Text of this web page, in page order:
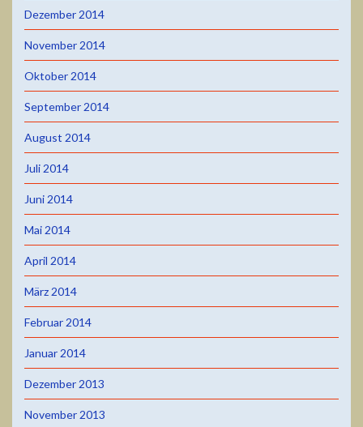
Dezember 2014
November 2014
Oktober 2014
September 2014
August 2014
Juli 2014
Juni 2014
Mai 2014
April 2014
März 2014
Februar 2014
Januar 2014
Dezember 2013
November 2013